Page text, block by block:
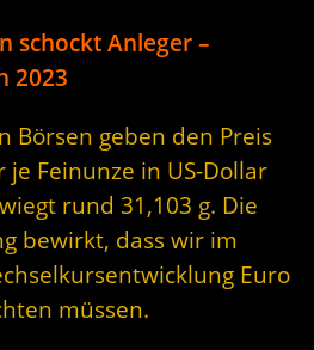
schockt Anleger –
2023
Börsen geben den Preis
Feinunze in US-Dollar
rund 31,103 g. Die
bewirkt, dass wir im
Euro
müssen.